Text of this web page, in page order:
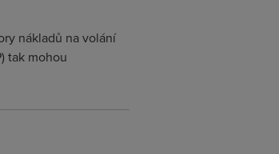
nákladů na volání
tak mohou